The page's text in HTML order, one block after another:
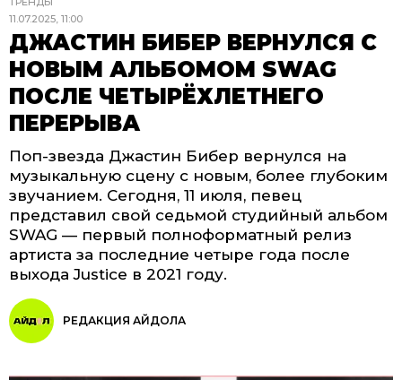
11.07.2025, 11:00
ДЖАСТИН БИБЕР ВЕРНУЛСЯ С
НОВЫМ АЛЬБОМОМ SWAG
ПОСЛЕ ЧЕТЫРЁХЛЕТНЕГО
ПЕРЕРЫВА
Поп-звезда Джастин Бибер вернулся на
музыкальную сцену с новым, более глубоким
звучанием. Сегодня, 11 июля, певец
представил свой седьмой студийный альбом
SWAG — первый полноформатный релиз
артиста за последние четыре года после
выхода Justice в 2021 году.
РЕДАКЦИЯ АЙДОЛА